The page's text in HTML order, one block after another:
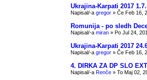
Ukrajina-Karpati 2017
Napisal/-a gregor » Če Feb 16,
Romunija - po sledh
Napisal/-a miran » Po Jul 24,
Ukrajina-Karpati 2017
Napisal/-a gregor » Če Feb 16,
4. DIRKA ZA DP SLO
Napisal/-a Renče » To Maj 02,